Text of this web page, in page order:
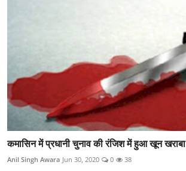
कमासिन में प्रधानी चुनाव की रंजिश में हुआ खून खराबा
Anil Singh Awara Jun 30, 2020 0 38